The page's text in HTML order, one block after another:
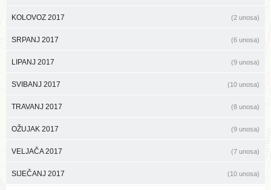
KOLOVOZ 2017 (2 unosa)
SRPANJ 2017 (6 unosa)
LIPANJ 2017 (9 unosa)
SVIBANJ 2017 (10 unosa)
TRAVANJ 2017 (8 unosa)
OŽUJAK 2017 (9 unosa)
VELJAČA 2017 (7 unosa)
SIJEČANJ 2017 (10 unosa)